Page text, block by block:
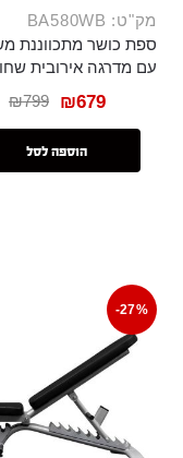
מק"ט: BA580WB
ספת כושר מתכווננת
עם מדרגה אירובית
₪799 ₪679
הוספה לסל
-27%